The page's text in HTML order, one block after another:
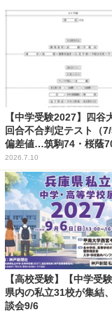
【中学受験2027】四谷
回合不合判定テスト（7/
偏差値…筑駒74・桜蔭
2026.7.10
【高校受験】【中学受
県内の私立31校が集結
談会9/6